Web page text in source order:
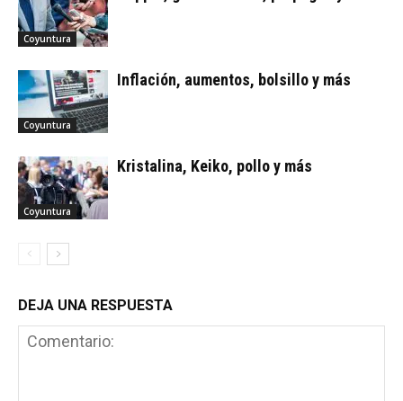
Coyuntura
Coyuntura
Inflación, aumentos, bolsillo y más
Coyuntura
Kristalina, Keiko, pollo y más
DEJA UNA RESPUESTA